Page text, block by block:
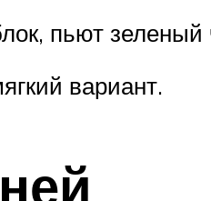
пьют зеленый
вариант.